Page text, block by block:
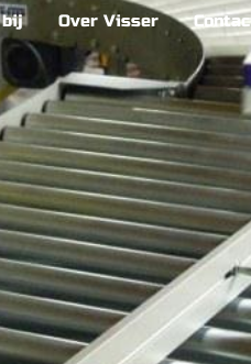
bij Over Visser